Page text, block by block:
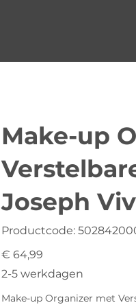
Make-up
Joseph
Productcode: Productcode
5028420004366
Prijs
€ 64,99
2-5 werkdagen
Make-up Organizer met